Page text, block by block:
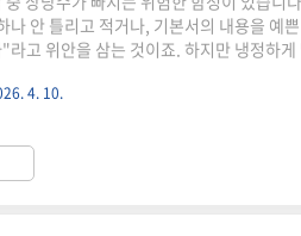
나 안 틀리고 적거나, 기본서의 내용을 예
라고 위안을 삼는 것이죠. 하지만 냉정하
기 쉽게 만드는 설계'여야 합니다. 가독성
영리하게 구조화했느냐에 달려 있습니다.
다. 우리 뇌가 최소한의 에너지만으..
4. 10.